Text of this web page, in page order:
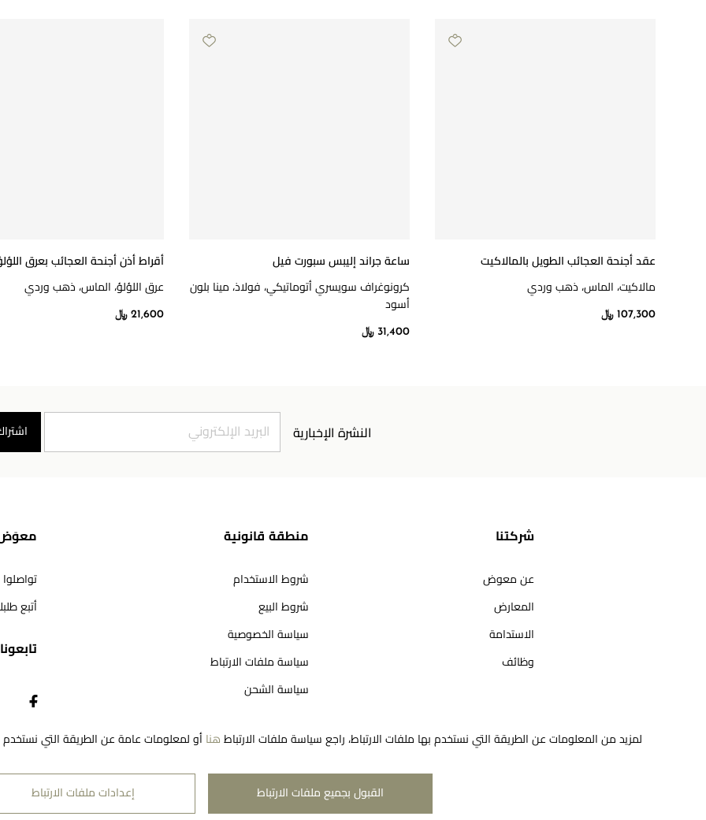
عقد أجنحة العجائب الطويل بالمالاكيت
مالاكيت، الماس، ذهب وردي
107,300 ﷼
ساعة جراند إليبس سبورت فيل
كرونوغراف سويسري أتوماتيكي، فولاذ، مينا بلون
أسود
31,400 ﷼
أقراط أذن أجنحة العجائب بعرق
عرق اللؤلؤ، الماس، ذهب وردي
21,600 ﷼
النشرة الإخبارية
شركتنا
عن معوض
المعارض
الاستدامة
وظائف
منطقة قانونية
شروط الاستخدام
شروط البيع
سياسة الخصوصية
سياسة ملفات الارتباط
سياسة الشحن
معوَض
تواصلوا
أتبع
تابعونا​
لمزيد من المعلومات عن الطريقة التي نستخدم بها ملفات الارتباط، راجع سياسة ملفات الارتباط هنا أو لمعلومات عامة عن الطريقة التي نستخدم
القبول بجميع ملفات الارتباط إعدادات ملفات الارتباط